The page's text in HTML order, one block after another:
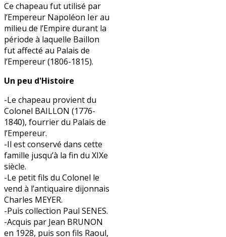
Ce chapeau fut utilisé par
l’Empereur Napoléon Ier au
milieu de l’Empire durant la
période à laquelle Baillon
fut affecté au Palais de
l’Empereur (1806-1815).
Un peu d'Histoire
-Le chapeau provient du
Colonel BAILLON (1776-
1840), fourrier du Palais de
l’Empereur.
-Il est conservé dans cette
famille jusqu’à la fin du XIXe
siècle.
-Le petit fils du Colonel le
vend à l’antiquaire dijonnais
Charles MEYER.
-Puis collection Paul SENES.
-Acquis par Jean BRUNON
en 1928, puis son fils Raoul,